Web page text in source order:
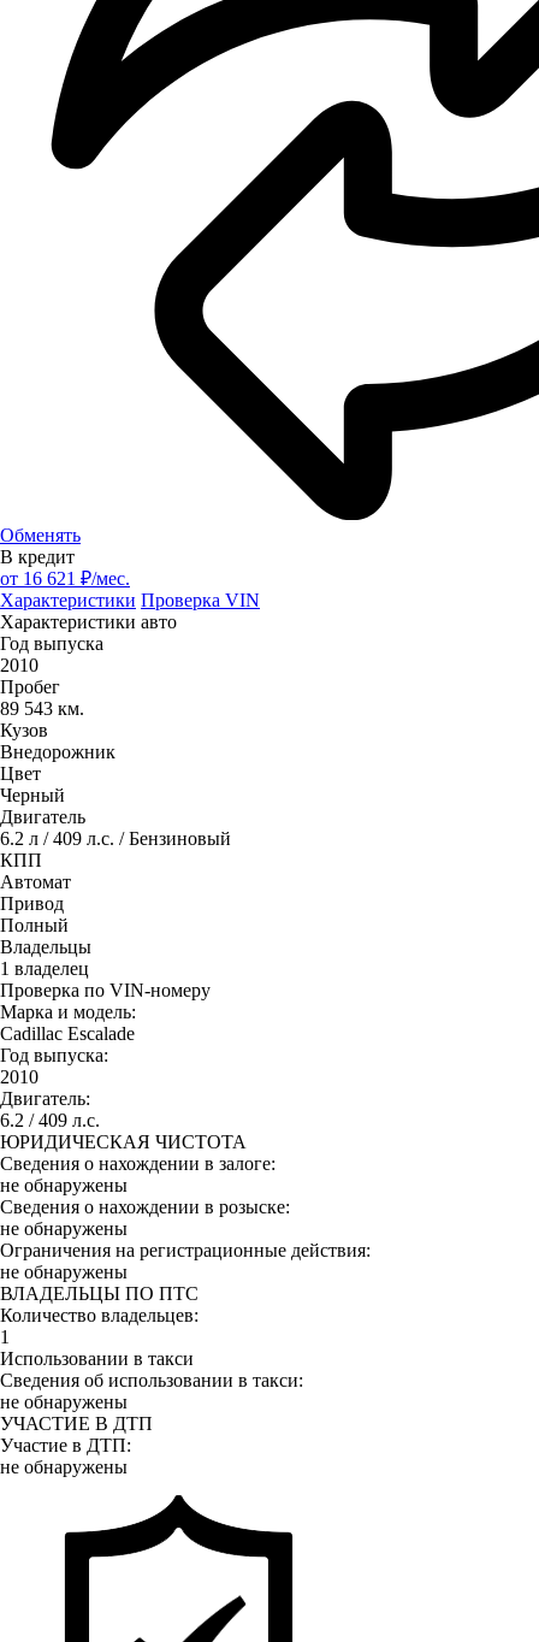
Обменять
В кредит
от 16 621 ₽/мес.
Характеристики Проверка VIN
Характеристики авто
Год выпуска
2010
Пробег
89 543 км.
Кузов
Внедорожник
Цвет
Черный
Двигатель
6.2 л / 409 л.с. / Бензиновый
КПП
Автомат
Привод
Полный
Владельцы
1 владелец
Проверка по VIN-номеру
Марка и модель:
Cadillac Escalade
Год выпуска:
2010
Двигатель:
6.2 / 409 л.с.
ЮРИДИЧЕСКАЯ ЧИСТОТА
Сведения о нахождении в залоге:
не обнаружены
Сведения о нахождении в розыске:
не обнаружены
Ограничения на регистрационные действия:
не обнаружены
ВЛАДЕЛЬЦЫ ПО ПТС
Количество владельцев:
1
Использовании в такси
Сведения об использовании в такси:
не обнаружены
УЧАСТИЕ В ДТП
Участие в ДТП:
не обнаружены